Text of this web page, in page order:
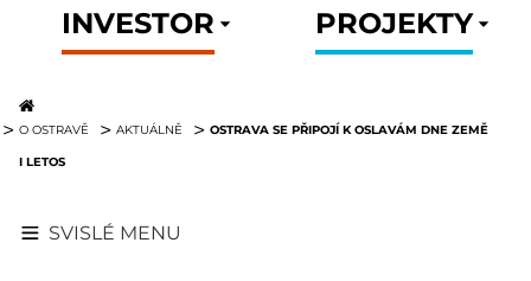
INVESTOR
PROJEKTY
O OSTRAVĚ AKTUÁLNĚ
OSTRAVA SE PŘIPOJÍ K OSLAVÁM DNE ZEMĚ
I LETOS
SVISLÉ MENU